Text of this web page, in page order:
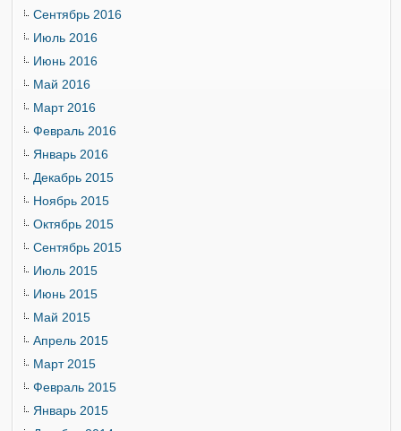
Сентябрь 2016
Июль 2016
Июнь 2016
Май 2016
Март 2016
Февраль 2016
Январь 2016
Декабрь 2015
Ноябрь 2015
Октябрь 2015
Сентябрь 2015
Июль 2015
Июнь 2015
Май 2015
Апрель 2015
Март 2015
Февраль 2015
Январь 2015